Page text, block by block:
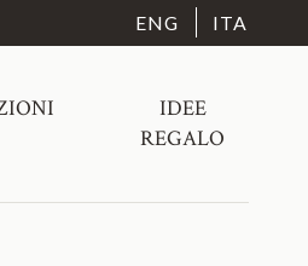
ENG ITA
IDEE
REGALO